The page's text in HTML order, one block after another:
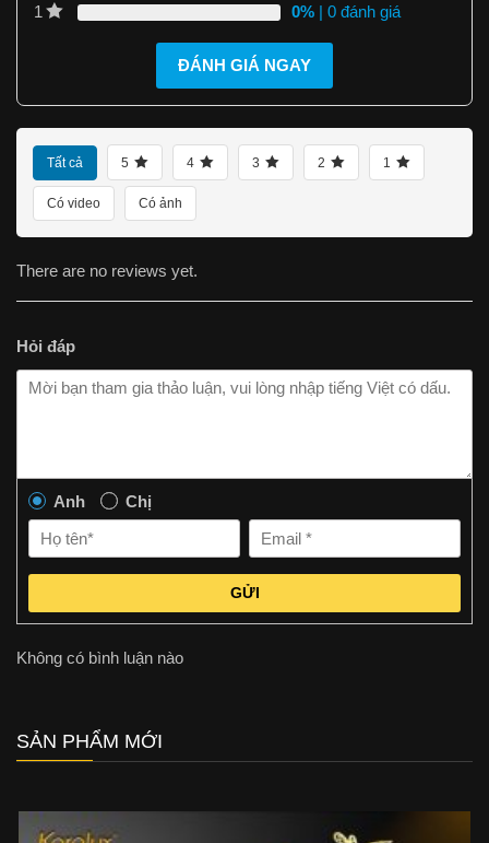
1
0% | 0 đánh giá
ĐÁNH GIÁ NGAY
Tất cả 5 4 3 2 1
Có video Có ảnh
There are no reviews yet.
Hỏi đáp
Anh Chị
GỬI
Không có bình luận nào
SẢN PHẨM MỚI